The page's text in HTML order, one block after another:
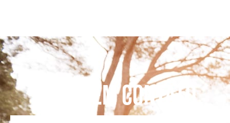
entre em contato